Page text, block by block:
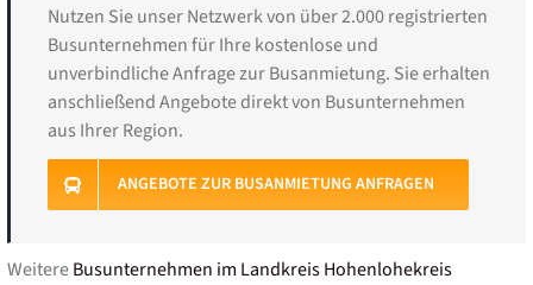
Nutzen Sie unser Netzwerk von über 2.000 registrierten
Busunternehmen für Ihre kostenlose und
unverbindliche Anfrage zur Busanmietung. Sie erhalten
anschließend Angebote direkt von Busunternehmen
aus Ihrer Region.
ANGEBOTE ZUR BUSANMIETUNG ANFRAGEN
WeitereBusunternehmen im Landkreis Hohenlohekreis